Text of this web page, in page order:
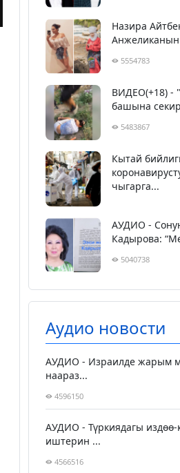
Назира
5554783
ВИДЕО(+18) -
башына
5483867
Кытай
чыгарга...
АУДИО -
Кадырова:
5040738
Аудио новости
АУДИО - Израилде жарым
наараз...
4596150
АУДИО - Түркиядагы издөө-
иштерин ...
4566516